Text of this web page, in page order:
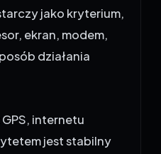
jako kryterium,
ekran, modem,
działania
internetu
jest stabilny